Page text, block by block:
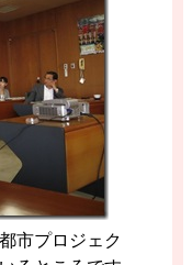
市プロジェク